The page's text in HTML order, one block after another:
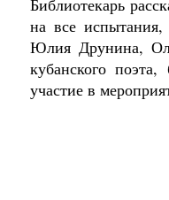
Библиотекарь
на все
Юлия Друнина,
кубанского
участие в